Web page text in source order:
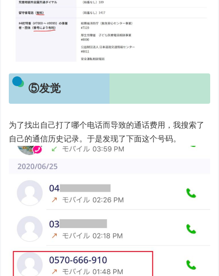
⑤发觉
为了找出自己打了哪个电话而导致的通话费用，我搜索了
自己的通信历史记录。于是发现了下面这个号码。